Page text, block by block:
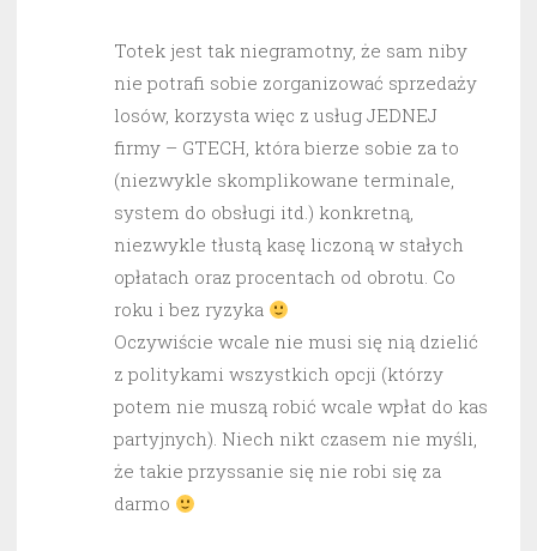
Totek jest tak niegramotny, że sam niby
nie potrafi sobie zorganizować sprzedaży
losów, korzysta więc z usług JEDNEJ
firmy – GTECH, która bierze sobie za to
(niezwykle skomplikowane terminale,
system do obsługi itd.) konkretną,
niezwykle tłustą kasę liczoną w stałych
opłatach oraz procentach od obrotu. Co
roku i bez ryzyka
Oczywiście wcale nie musi się nią dzielić
z politykami wszystkich opcji (którzy
potem nie muszą robić wcale wpłat do kas
partyjnych). Niech nikt czasem nie myśli,
że takie przyssanie się nie robi się za
darmo